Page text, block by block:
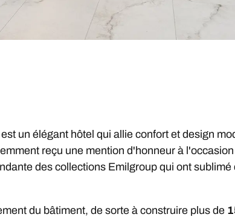
est un élégant hôtel qui allie confort et design
reçu une mention d'honneur à
des collections Emilgroup qui ont
du bâtiment, de sorte à construire plus de